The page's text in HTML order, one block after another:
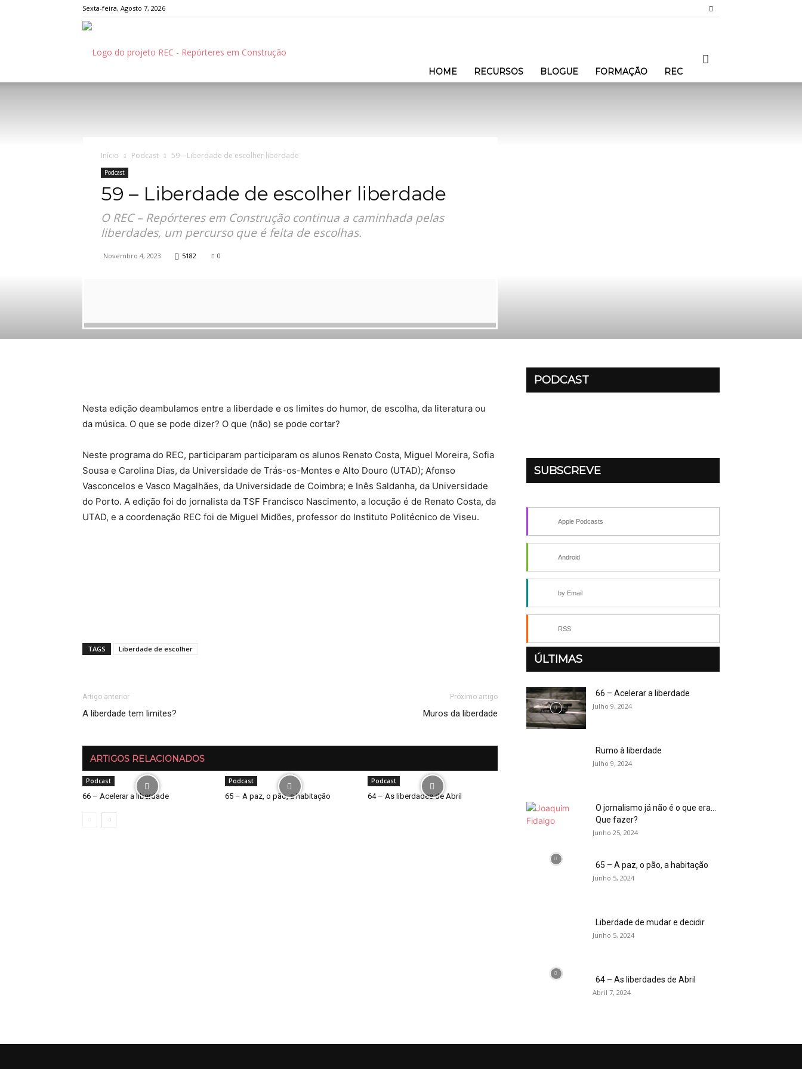
Sexta-feira, Agosto 7, 2026
HOME RECURSOS BLOGUE FORMAÇÃO REC
Início Podcast 59 – Liberdade de escolher liberdade
Podcast
59 – Liberdade de escolher liberdade
O REC – Repórteres em Construção continua a caminhada pelas
liberdades, um percurso que é feita de escolhas.
Novembro 4, 2023 5182 0
Nesta edição deambulamos entre a liberdade e os limites do humor, de escolha, da literatura ou
da música. O que se pode dizer? O que (não) se pode cortar?
Neste programa do REC, participaram participaram os alunos Renato Costa, Miguel Moreira, Sofia
Sousa e Carolina Dias, da Universidade de Trás-os-Montes e Alto Douro (UTAD); Afonso
Vasconcelos e Vasco Magalhães, da Universidade de Coimbra; e Inês Saldanha, da Universidade
do Porto. A edição foi do jornalista da TSF Francisco Nascimento, a locução é de Renato Costa, da
UTAD, e a coordenação REC foi de Miguel Midões, professor do Instituto Politécnico de Viseu.
TAGS Liberdade de escolher
Artigo anterior
A liberdade tem limites?
Próximo artigo
Muros da liberdade
ARTIGOS RELACIONADOS
Podcast
66 – Acelerar a liberdade
Podcast
65 – A paz, o pão, a habitação
Podcast
64 – As liberdades de Abril
PODCAST
SUBSCREVE
Apple Podcasts
Android
by Email
RSS
ÚLTIMAS
66 – Acelerar a liberdade
Julho 9, 2024
Rumo à liberdade
Julho 9, 2024
O jornalismo já não é o que era…
Que fazer?
Junho 25, 2024
65 – A paz, o pão, a habitação
Junho 5, 2024
Liberdade de mudar e decidir
Junho 5, 2024
64 – As liberdades de Abril
Abril 7, 2024